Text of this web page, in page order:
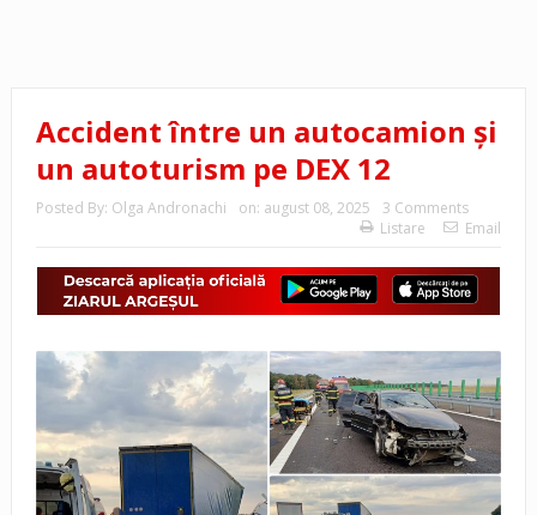
Accident între un autocamion și
un autoturism pe DEX 12
Posted By: Olga Andronachi on: august 08, 2025
3 Comments
Listare
Email